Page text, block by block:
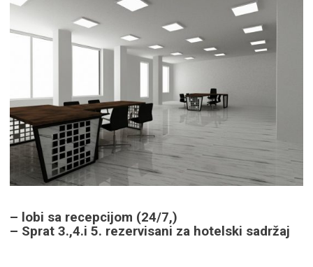
– lobi sa recepcijom (24/7,)
– Sprat 3.,4.i 5. rezervisani za hotelski sadržaj